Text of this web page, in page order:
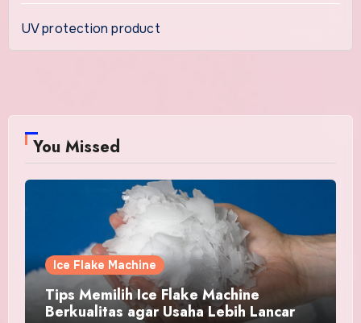
UV protection product
You Missed
Ice Flake Machine
Tips Memilih Ice Flake Machine
Berkualitas agar Usaha Lebih Lancar